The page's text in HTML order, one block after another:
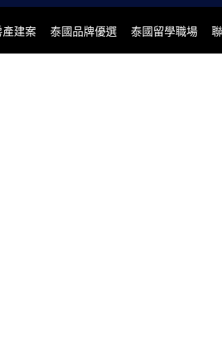
產建案 泰國品牌優選 泰國留學職場